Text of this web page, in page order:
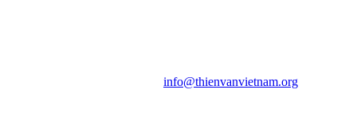
info@thienvanvietnam.org